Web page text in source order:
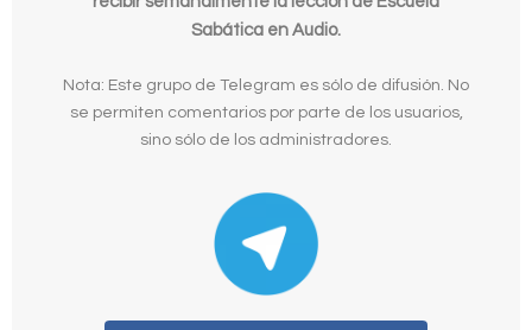
Sabática en Audio.
Nota: Este grupo de Telegram es sólo de difusión. No
se permiten comentarios por parte de los usuarios,
sino sólo de los administradores.